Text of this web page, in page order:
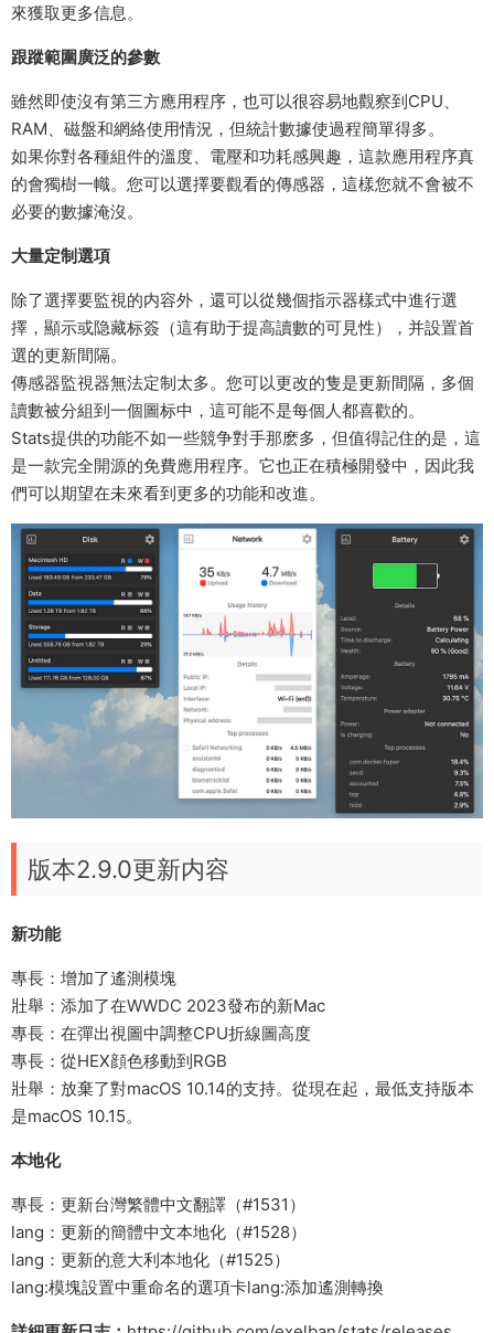
來獲取更多信息。
跟蹤範圍廣泛的參數
雖然即使沒有第三方應用程序，也可以很容易地觀察到CPU、
RAM、磁盤和網絡使用情況，但統計數據使過程簡單得多。
如果你對各種組件的溫度、電壓和功耗感興趣，這款應用程序真
的會獨樹一幟。您可以選擇要觀看的傳感器，這樣您就不會被不
必要的數據淹沒。
大量定制選項
除了選擇要監視的内容外，還可以從幾個指示器樣式中進行選
擇，顯示或隐藏标簽（這有助于提高讀數的可見性），并設置首
選的更新間隔。
傳感器監視器無法定制太多。您可以更改的隻是更新間隔，多個
讀數被分組到一個圖标中，這可能不是每個人都喜歡的。
Stats提供的功能不如一些競争對手那麽多，但值得記住的是，這
是一款完全開源的免費應用程序。它也正在積極開發中，因此我
們可以期望在未來看到更多的功能和改進。
版本2.9.0更新内容
新功能
專長：增加了遙測模塊
壯舉：添加了在WWDC 2023發布的新Mac
專長：在彈出視圖中調整CPU折線圖高度
專長：從HEX顔色移動到RGB
壯舉：放棄了對macOS 10.14的支持。從現在起，最低支持版本
是macOS 10.15。
本地化
專長：更新台灣繁體中文翻譯（#1531）
lang：更新的簡體中文本地化（#1528）
lang：更新的意大利本地化（#1525）
lang:模塊設置中重命名的選項卡lang:添加遙測轉換